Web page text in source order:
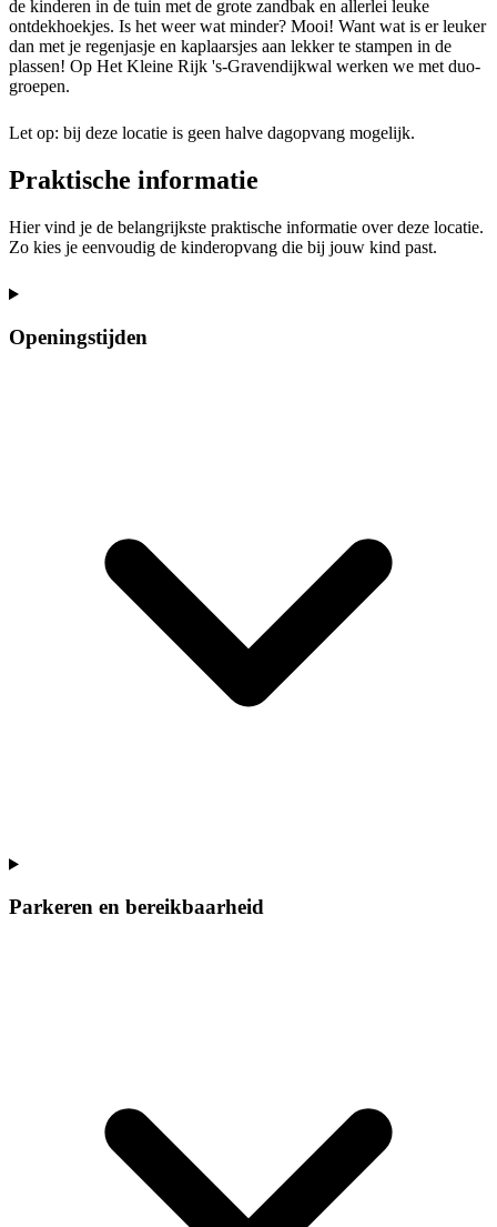
de kinderen in de tuin met de grote zandbak en allerlei leuke
ontdekhoekjes. Is het weer wat minder? Mooi! Want wat is er leuker
dan met je regenjasje en kaplaarsjes aan lekker te stampen in de
plassen! Op Het Kleine Rijk 's-Gravendijkwal werken we met duo-
groepen.
Let op: bij deze locatie is geen halve dagopvang mogelijk.
Praktische informatie
Hier vind je de belangrijkste praktische informatie over deze locatie.
Zo kies je eenvoudig de kinderopvang die bij jouw kind past.
Openingstijden
Parkeren en bereikbaarheid